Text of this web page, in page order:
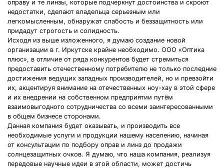
оправу и те линзы, которые подчеркнут достоинства и скроют
недостатки, сделают владельца серьезным или
легкомысленным, обнаружат слабость и беззащитность или
придадут строгость и солидность.
Исходя из выше изложенного, я думаю создание новой
организации в г. Иркутске крайне необходимо. ООО «Оптика
плюс», в отличие от ряда конкурентов будет стремиться
предоставить отечественному потребителю не только последние
достижения ведущих западных производителей, но и превзойти
их, акцентируя внимание на отечественных ноу-хау в этой сфере
и их внедрении на собственном предприятии путём
взаимовыгодного сотрудничества со всеми заинтересованными
в общем бизнесе сторонами.
Данная компания будет оказывать, и производить все
необходимые услуги и продукции нашему населению, начиная
от консультации по подбору оправ и линз до продажи
солнцезащитных очков. Я думаю, что наша компания, реализуя
передовые научные идеи в этой области, может достичь